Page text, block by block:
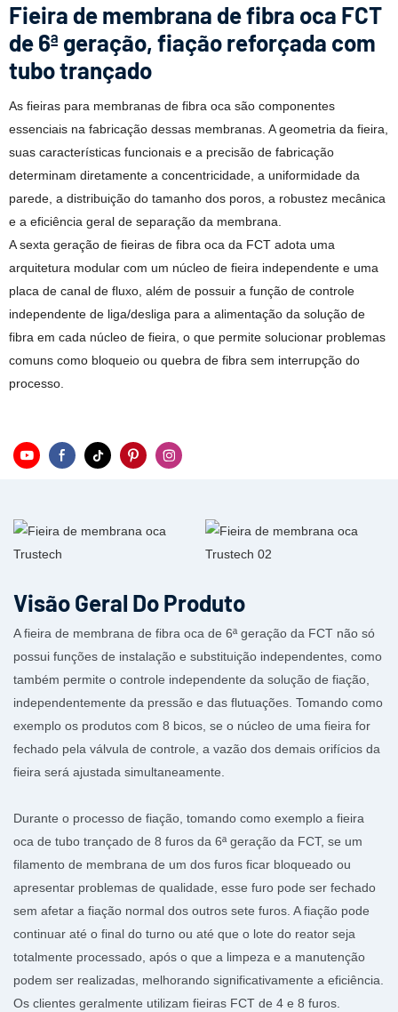
Fieira de membrana de fibra oca FCT
de 6ª geração, fiação reforçada com
tubo trançado
As fieiras para membranas de fibra oca são componentes
essenciais na fabricação dessas membranas. A geometria da fieira,
suas características funcionais e a precisão de fabricação
determinam diretamente a concentricidade, a uniformidade da
parede, a distribuição do tamanho dos poros, a robustez mecânica
e a eficiência geral de separação da membrana.
A sexta geração de fieiras de fibra oca da FCT adota uma
arquitetura modular com um núcleo de fieira independente e uma
placa de canal de fluxo, além de possuir a função de controle
independente de liga/desliga para a alimentação da solução de
fibra em cada núcleo de fieira, o que permite solucionar problemas
comuns como bloqueio ou quebra de fibra sem interrupção do
processo.
Visão Geral Do Produto
A fieira de membrana de fibra oca de 6ª geração da FCT não só
possui funções de instalação e substituição independentes, como
também permite o controle independente da solução de fiação,
independentemente da pressão e das flutuações. Tomando como
exemplo os produtos com 8 bicos, se o núcleo de uma fieira for
fechado pela válvula de controle, a vazão dos demais orifícios da
fieira será ajustada simultaneamente.
Durante o processo de fiação, tomando como exemplo a fieira
oca de tubo trançado de 8 furos da 6ª geração da FCT, se um
filamento de membrana de um dos furos ficar bloqueado ou
apresentar problemas de qualidade, esse furo pode ser fechado
sem afetar a fiação normal dos outros sete furos. A fiação pode
continuar até o final do turno ou até que o lote do reator seja
totalmente processado, após o que a limpeza e a manutenção
podem ser realizadas, melhorando significativamente a eficiência.
Os clientes geralmente utilizam fieiras FCT de 4 e 8 furos.